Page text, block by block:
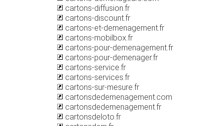
cartons-diffusion.fr
cartons-discount.fr
cartons-et-demenagement.fr
cartons-mobilbox.fr
cartons-pour-demenagement.fr
cartons-pour-demenager.fr
cartons-service.fr
cartons-services.fr
cartons-sur-mesure.fr
cartonsdedemenagement.com
cartonsdedemenagement.fr
cartonsdeloto.fr